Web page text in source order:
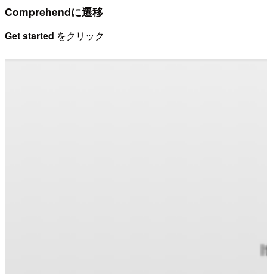
Comprehendに遷移
Get started をクリック